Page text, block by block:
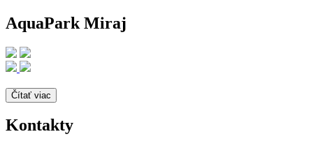
AquaPark Miraj
Čítať viac
Kontakty